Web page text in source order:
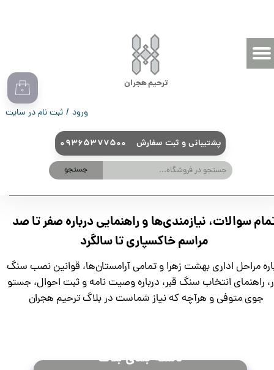
ترحیم هجران
09365377500 پشتیبانی و ثبت سفارش
جستجو
۰
ورود / ثبت نام در سایت
تغییر گذر واژه
سوالات، نیازمندی‌ها و راهنمایی درباره صفر تا صد
مراسم خاکسپاری تا سالگرد
مراحل اداری بهشت زهرا و تمامی آرامستان‌ها، قوانین نصب سنگ
راهنمای انتخاب سنگ قبر، درباره وصیت نامه و ثبت احوال، جستو
جوی متوفی و هرآچه که نیاز شماست در بلاگ ترحیم هجران
دسته بندی بلاگ